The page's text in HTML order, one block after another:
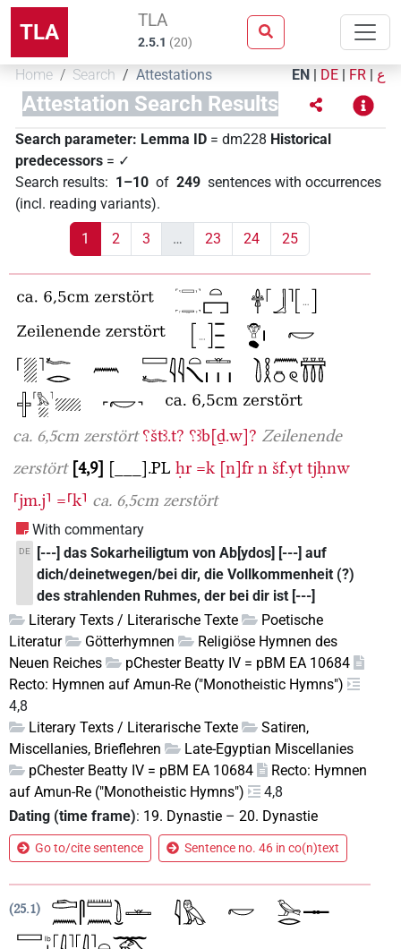
TLA TLA
2.5.1 (20)
Home Search Attestations EN | DE | FR | ع
Attestation Search Results
Search parameter: Lemma ID = dm228 Historical
predecessors = ✓
Search results: 1–10 of 249 sentences with occurrences
(incl. reading variants).
1 2 3 … 23 24 25
ca. 6,5cm zerstört ⸮štꜣ.t? ⸮ꜣb[ḏ.w]? Zeilenende
zerstört 4,9 [___].PL ḥr =k [n]fr n šf.yt tjḥnw
⸢jm.j⸣ =⸢k⸣ ca. 6,5cm zerstört
With commentary
DE
[---] das Sokarheiligtum von Ab[ydos] [---] auf
dich/deinetwegen/bei dir, die Vollkommenheit (?)
des strahlenden Ruhmes, der bei dir ist [---]
Literary Texts / Literarische Texte
Poetische
Literatur
Götterhymnen
Religiöse Hymnen des
Neuen Reiches
pChester Beatty IV = pBM EA 10684
Recto: Hymnen auf Amun-Re ("Monotheistic Hymns")
4,8
Literary Texts / Literarische Texte
Satiren,
Miscellanies, Brieflehren
Late-Egyptian Miscellanies
pChester Beatty IV = pBM EA 10684
Recto: Hymnen
auf Amun-Re ("Monotheistic Hymns")
4,8
Dating (time frame): 19. Dynastie – 20. Dynastie
Go to/cite sentence Sentence no. 46 in co(n)text
25.1